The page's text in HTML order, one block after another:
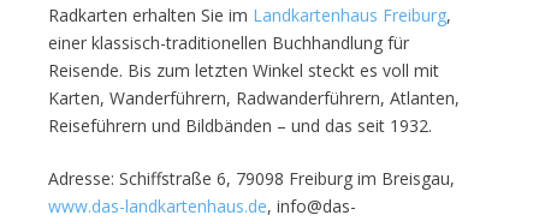
Radkarten erhalten Sie im Landkartenhaus Freiburg,
einer klassisch-traditionellen Buchhandlung für
Reisende. Bis zum letzten Winkel steckt es voll mit
Karten, Wanderführern, Radwanderführern, Atlanten,
Reiseführern und Bildbänden – und das seit 1932.
Adresse: Schiffstraße 6, 79098 Freiburg im Breisgau,
www.das-landkartenhaus.de, info@das-